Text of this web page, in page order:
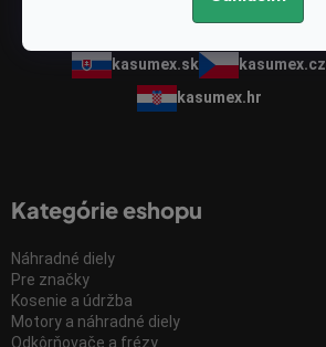
kasumex.sk
kasumex.cz
kasumex.hr
Kategórie eshopu
Náhradné diely
Pre značky
Kosenie a údržba
Motory a náhradné diely
Odkôrňovače a frézy